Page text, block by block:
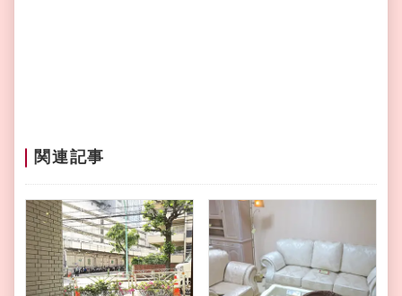
関連記事